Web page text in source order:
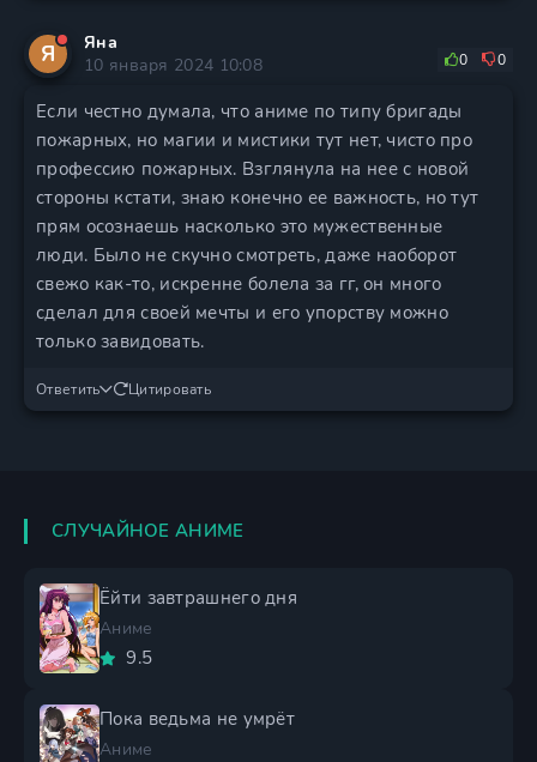
Я
Яна
10 января 2024 10:08
0 0
Если честно думала, что аниме по типу бригады
пожарных, но магии и мистики тут нет, чисто про
профессию пожарных. Взглянула на нее с новой
стороны кстати, знаю конечно ее важность, но тут
прям осознаешь насколько это мужественные
люди. Было не скучно смотреть, даже наоборот
свежо как-то, искренне болела за гг, он много
сделал для своей мечты и его упорству можно
только завидовать.
Ответить Цитировать
СЛУЧАЙНОЕ АНИМЕ
Ёйти завтрашнего дня
Аниме
9.5
Пока ведьма не умрёт
Аниме